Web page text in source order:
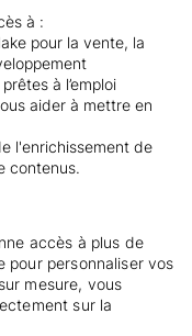
à :
pour la vente, la
à l’emploi
aider à mettre en
l'enrichissement de
contenus.
accès à plus de
pour personnaliser vos
mesure, vous
sur la